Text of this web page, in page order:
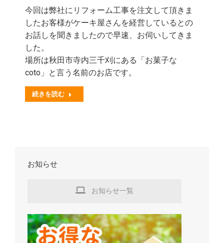
今回は弊社にリフォーム工事を注文して頂きま
したお客様がケーキ屋さんを経営しているとの
お話しを聞きましたので早速、お伺いしてきま
した。
場所は秋田市寺内三千刈にある「お菓子な
coto」と言う名前のお店です。
続きを読む
お知らせ
お知らせ一覧